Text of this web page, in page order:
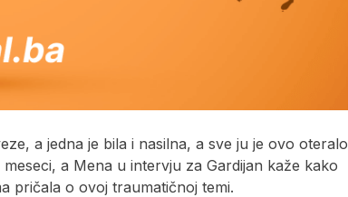
a jedna je bila i nasilna, a sve ju je ovo oteralo
a Mena u intervju za Gardijan kaže kako
pričala o ovoj traumatičnoj temi.